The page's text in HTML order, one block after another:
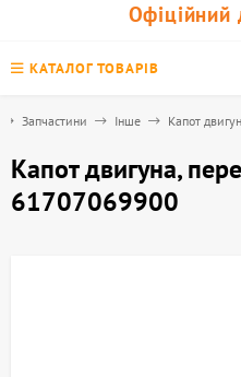
Офіційний
КАТАЛОГ ТОВАРІВ
Запчастини Інше Капот
Капот двигуна,
61707069900